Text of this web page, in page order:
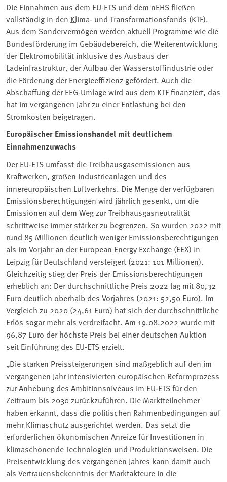
Die Einnahmen aus dem EU-ETS und dem nEHS fließen
vollständig in den Klima- und Transformationsfonds (KTF).
Aus dem Sondervermögen werden aktuell Programme wie die
Bundesförderung im Gebäudebereich, die Weiterentwicklung
der Elektromobilität inklusive des Ausbaus der
Ladeinfrastruktur, der Aufbau der Wasserstoffindustrie oder
die Förderung der Energieeffizienz gefördert. Auch die
Abschaffung der EEG-Umlage wird aus dem KTF finanziert, das
hat im vergangenen Jahr zu einer Entlastung bei den
Stromkosten beigetragen.
Europäischer Emissionshandel mit deutlichem
Einnahmenzuwachs
Der EU-ETS umfasst die Treibhausgasemissionen aus
Kraftwerken, großen Industrieanlagen und des
innereuropäischen Luftverkehrs. Die Menge der verfügbaren
Emissionsberechtigungen wird jährlich gesenkt, um die
Emissionen auf dem Weg zur Treibhausgasneutralität
schrittweise immer stärker zu begrenzen. So wurden 2022 mit
rund 85 Millionen deutlich weniger Emissionsberechtigungen
als im Vorjahr an der European Energy Exchange (EEX) in
Leipzig für Deutschland versteigert (2021: 101 Millionen).
Gleichzeitig stieg der Preis der Emissionsberechtigungen
erheblich an: Der durchschnittliche Preis 2022 lag mit 80,32
Euro deutlich oberhalb des Vorjahres (2021: 52,50 Euro). Im
Vergleich zu 2020 (24,61 Euro) hat sich der durchschnittliche
Erlös sogar mehr als verdreifacht. Am 19.08.2022 wurde mit
96,87 Euro der höchste Preis bei einer deutschen Auktion
seit Einführung des EU-ETS erzielt.
„Die starken Preissteigerungen sind maßgeblich auf den im
vergangenen Jahr intensivierten europäischen Reformprozess
zur Anhebung des Ambitionsniveaus im EU-ETS für den
Zeitraum bis 2030 zurückzuführen. Die Marktteilnehmer
haben erkannt, dass die politischen Rahmenbedingungen auf
mehr Klimaschutz ausgerichtet werden. Das setzt die
erforderlichen ökonomischen Anreize für Investitionen in
klimaschonende Technologien und Produktionsweisen. Die
Preisentwicklung des vergangenen Jahres kann damit auch
als Vertrauensbekenntnis der Marktakteure in die